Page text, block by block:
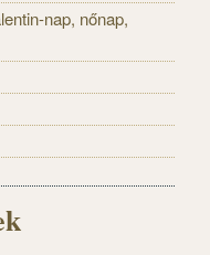
nap, nőnap,